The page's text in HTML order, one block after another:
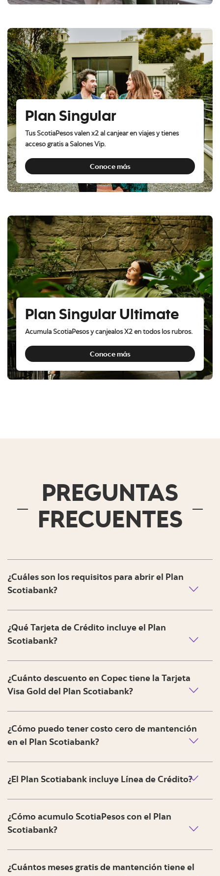
Plan Singular
Tus ScotiaPesos valen x2 al canjear en viajes y tienes
acceso gratis a Salones Vip.
Conoce más
Plan Singular Ultimate
Acumula ScotiaPesos y canjealos X2 en todos los rubros.
Conoce más
PREGUNTAS
FRECUENTES
¿Cuáles son los requisitos para abrir el Plan
Scotiabank?
¿Qué Tarjeta de Crédito incluye el Plan
Scotiabank?
¿Cuánto descuento en Copec tiene la Tarjeta
Visa Gold del Plan Scotiabank?
¿Cómo puedo tener costo cero de mantención
en el Plan Scotiabank?
¿El Plan Scotiabank incluye Línea de Crédito?
¿Cómo acumulo ScotiaPesos con el Plan
Scotiabank?
¿Cuántos meses gratis de mantención tiene el